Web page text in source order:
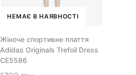
НЕМАЄ В НАЯВНОСТІ
Жіноче спортивне плаття
Adidas Originals Trefoil Dress
CE5586